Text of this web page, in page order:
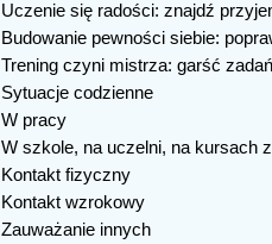
Uczenie się radości: znajdź
Budowanie pewności siebie:
Trening czyni mistrza: garść
Sytuacje codzienne
W pracy
W szkole, na uczelni, na kursach
Kontakt fizyczny
Kontakt wzrokowy
Zauważanie innych